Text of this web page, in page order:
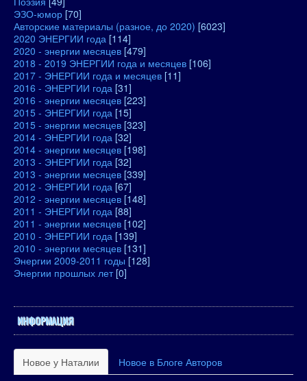
ЭЗО-юмор [70]
Авторские материалы (разное, до 2020) [6023]
2020 ЭНЕРГИИ года [114]
2020 - энергии месяцев [479]
2018 - 2019 ЭНЕРГИИ года и месяцев [106]
2017 - ЭНЕРГИИ года и месяцев [11]
2016 - ЭНЕРГИИ года [31]
2016 - энергии месяцев [223]
2015 - ЭНЕРГИИ года [15]
2015 - энергии месяцев [323]
2014 - ЭНЕРГИИ года [32]
2014 - энергии месяцев [198]
2013 - ЭНЕРГИИ года [32]
2013 - энергии месяцев [339]
2012 - ЭНЕРГИИ года [67]
2012 - энергии месяцев [148]
2011 - ЭНЕРГИИ года [88]
2011 - энергии месяцев [102]
2010 - ЭНЕРГИИ года [139]
2010 - энергии месяцев [131]
Энергии 2009-2011 годы [128]
Энергии прошлых лет [0]
ИНФОРМАЦИЯ
Новое у Наталии Новое в Блоге Авторов